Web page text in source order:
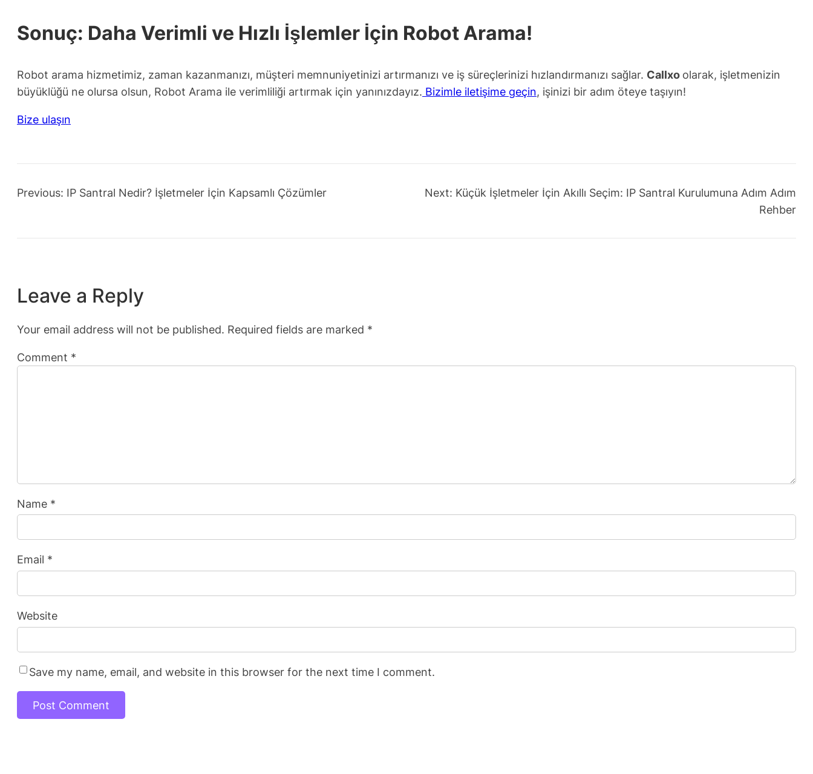
Sonuç: Daha Verimli ve Hızlı İşlemler İçin Robot Arama!
Robot arama hizmetimiz, zaman kazanmanızı, müşteri memnuniyetinizi artırmanızı ve iş süreçlerinizi hızlandırmanızı sağlar. Callxo olarak, işletmenizin
büyüklüğü ne olursa olsun, Robot Arama ile verimliliği artırmak için yanınızdayız. Bizimle iletişime geçin, işinizi bir adım öteye taşıyın!
Bize ulaşın
Previous: IP Santral Nedir? İşletmeler İçin Kapsamlı Çözümler Next: Küçük İşletmeler İçin Akıllı Seçim: IP Santral Kurulumuna Adım Adım
Rehber
Leave a Reply
Your email address will not be published. Required fields are marked *
Comment *
Name *
Email *
Website
Save my name, email, and website in this browser for the next time I comment.